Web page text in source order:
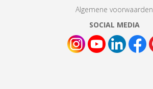
Algemene voorwaarden
SOCIAL MEDIA